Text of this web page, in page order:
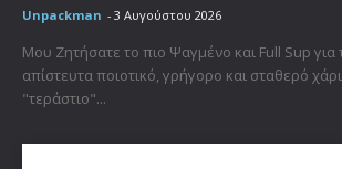
Unpackman - 3 Αυγούστου 2026
Μου Ζητήσατε το πιο Ψαγμένο και Full Sup για
απίστευτα ποιοτικό, γρήγορο και σταθερό
"τεράστιο"...